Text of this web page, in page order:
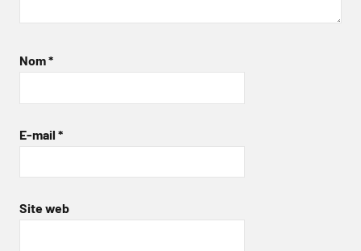
Nom*
E-mail *
Site web